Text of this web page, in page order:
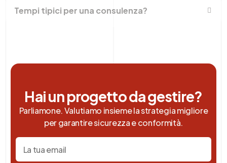
Tempi tipici per una consulenza?
Hai un progetto da gestire?
Parliamone. Valutiamo insieme la strategia migliore
per garantire sicurezza e conformità.